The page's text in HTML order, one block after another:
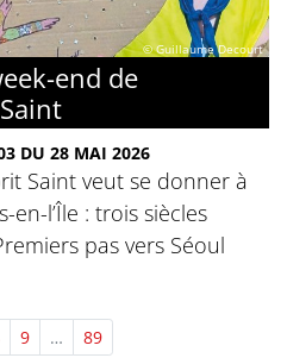
© Guillaume Decourt
end de
DU 28 MAI 2026
Saint veut se donner à
en-l’Île : trois siècles
pas vers Séoul
9 … 89